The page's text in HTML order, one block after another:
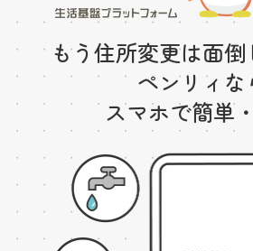
もう住所変更は面倒
ペンリィな
スマホで簡単